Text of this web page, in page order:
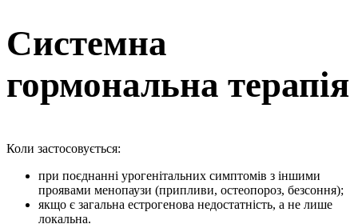
Системна
гормональна терапія
Коли застосовується:
при поєднанні урогенітальних симптомів з іншими
проявами менопаузи (припливи, остеопороз, безсоння);
якщо є загальна естрогенова недостатність, а не лише
локальна.